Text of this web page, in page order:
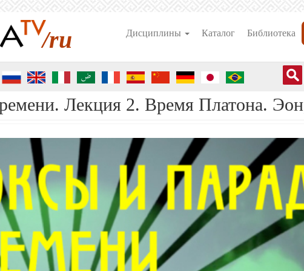
/ru Дисциплины Каталог Библиотека
Лекция 2. Время Платона.